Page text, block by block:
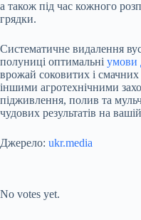
а також під час кожного
грядки.
Систематичне видалення
полуниці оптимальні умови
врожай соковитих і
іншими агротехнічними
підживлення, полив та
чудових результатів на
Джерело: ukr.media
No votes yet.